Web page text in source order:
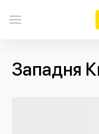
Западня